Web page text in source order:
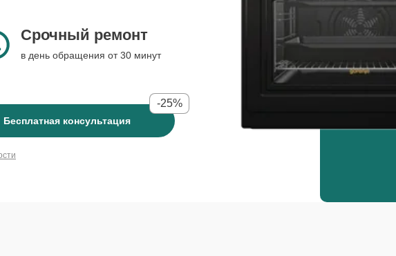
Срочный ремонт
в день обращения от 30 минут
Бесплатная консультация
-25%